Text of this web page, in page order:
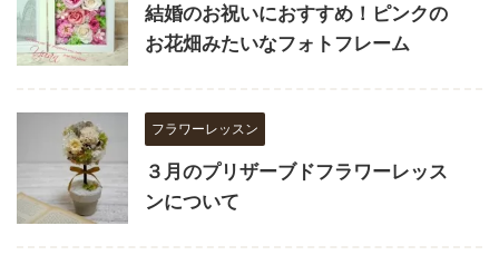
結婚のお祝いにおすすめ！ピンクの
お花畑みたいなフォトフレーム
フラワーレッスン
３月のプリザーブドフラワーレッス
ンについて